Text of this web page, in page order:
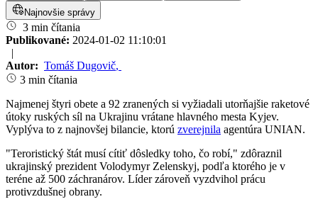
Najnovšie správy
3 min čítania
Publikované: 2024-01-02 11:10:01
|
Autor: Tomáš Dugovič,
3 min čítania
Najmenej štyri obete a 92 zranených si vyžiadali utorňajšie raketové
útoky ruských síl na Ukrajinu vrátane hlavného mesta Kyjev.
Vyplýva to z najnovšej bilancie, ktorú zverejnila agentúra UNIAN.
"Teroristický štát musí cítiť dôsledky toho, čo robí," zdôraznil
ukrajinský prezident Volodymyr Zelenskyj, podľa ktorého je v
teréne až 500 záchranárov. Líder zároveň vyzdvihol prácu
protivzdušnej obrany.